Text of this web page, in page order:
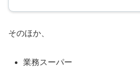
そのほか、
業務スーパー